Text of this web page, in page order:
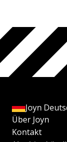
Joyn
Über Joyn
Kontakt